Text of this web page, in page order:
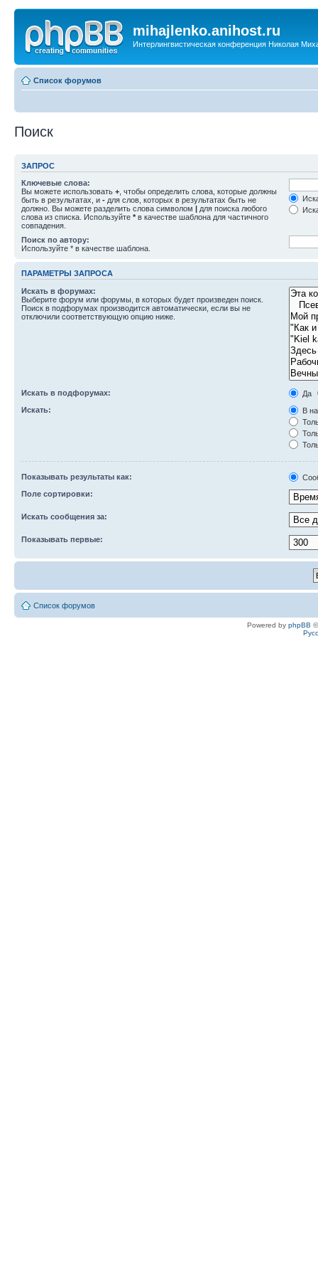
mihajlenko.anihost.ru
Интерлингвистическая конференция Николая
Список форумов
Поиск
ЗАПРОС
Ключевые слова:
Вы можете использовать + , чтобы определить слова, которые должны
быть в результатах, и - для слов, которых в результатах быть не
должно. Вы можете разделить слова символом | для поиска любого
слова из списка. Используйте * в качестве шаблона для частичного
совпадения.
Поиск по автору:
Используйте * в качестве шаблона.
ПАРАМЕТРЫ ЗАПРОСА
Искать в форумах:
Выберите форум или форумы, в которых будет произведен поиск.
Поиск в подфорумах производится автоматически, если вы не
отключили соответствующую опцию ниже.
Искать в подфорумах:
Да
Искать:
В
Показывать результаты как:
Поле сортировки:
Искать сообщения за:
Показывать первые:
Список форумов
Powered by phpBB